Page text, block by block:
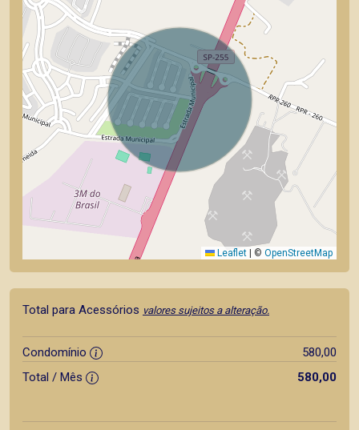
Leaflet © OpenStreetMap
Total para Acessórios valores sujeitos a alteração.
Condomínio
580,00
Total / Mês
580,00